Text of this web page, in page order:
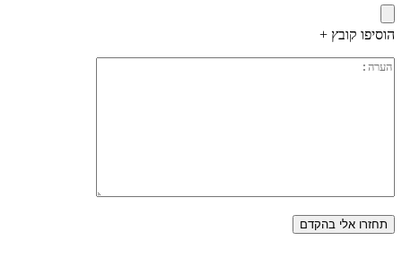
הוסיפו קובץ +